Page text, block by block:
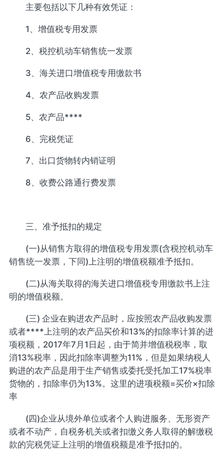
主要包括以下几种有效凭证：
1、增值税专用发票
2、税控机动车销售统一发票
3、海关进口增值税专用缴款书
4、农产品收购发票
5、农产品****
6、完税凭证
7、出口货物转内销证明
8、收费公路通行费发票
三、准予抵扣的规定
(一)从销售方取得的增值税专用发票(含税控机动车
销售统一发票，下同)上注明的增值税额准予抵扣。
(二)从海关取得的海关进口增值税专用缴款书上注
明的增值税额。
(三) 企业在购进农产品时，应按照农产品收购发票
或者****上注明的农产品买价和13%的扣除率计算的进
项税额，2017年7月1日起，由于简并增值税税率，取
消13%税率，因此扣除率调整为11%，但是如果纳税人
购进的农产品是用于生产销售或委托受托加工17%税率
货物的，扣除率仍为13%。这里的进项税额=买价×扣除
率
(四)企业从境外单位或者个人购进服务、无形资产
或者不动产，自税务机关或者扣缴义务人取得的解缴税
款的完税凭证上注明的增值税额是准予抵扣的。